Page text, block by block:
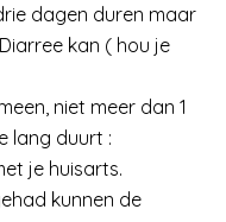
dagen duren maar
kan ( hou je
niet meer dan 1
lang duurt :
je huisarts.
kunnen de